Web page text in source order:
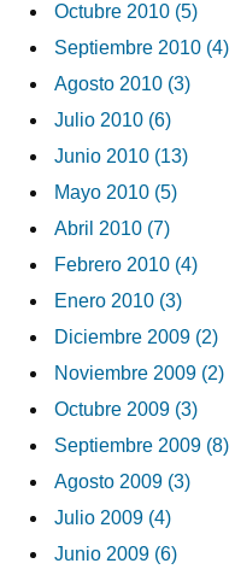
Octubre 2010 (5)
Septiembre 2010 (4)
Agosto 2010 (3)
Julio 2010 (6)
Junio 2010 (13)
Mayo 2010 (5)
Abril 2010 (7)
Febrero 2010 (4)
Enero 2010 (3)
Diciembre 2009 (2)
Noviembre 2009 (2)
Octubre 2009 (3)
Septiembre 2009 (8)
Agosto 2009 (3)
Julio 2009 (4)
Junio 2009 (6)